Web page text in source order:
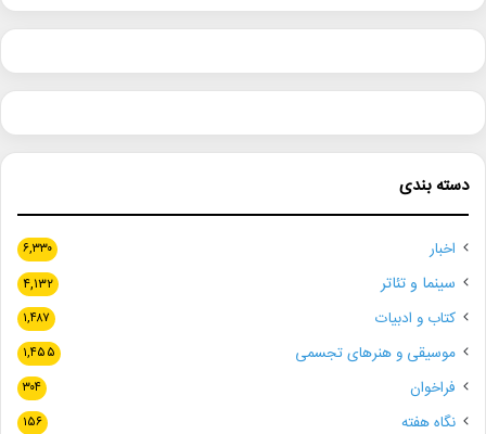
دسته بندی
اخبار ۶,۳۳۰
سینما و تئاتر ۴,۱۳۲
کتاب و ادبیات ۱,۴۸۷
موسیقی و هنرهای تجسمی ۱,۴۵۵
فراخوان ۳۰۴
نگاه هفته ۱۵۶